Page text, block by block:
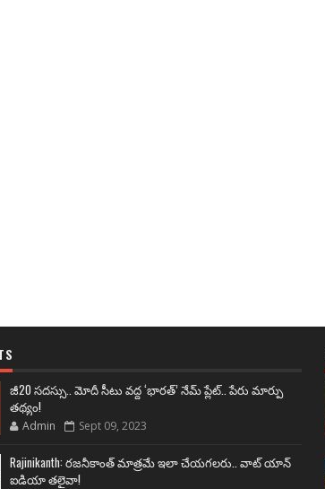
జీ20 సదస్సు.. మోదీ సీటు వద్ద ‘భారత్’ నేమ్ ప్లేట్‌.. పేరు మార్పు
తథ్యం!
Admin Sept 09, 2023
Rajinikanth: రజనీకాంత్ మాత్రమే ఇలా చేయగలరు.. వాట్ యాన్
ఐడియా తలైవా!